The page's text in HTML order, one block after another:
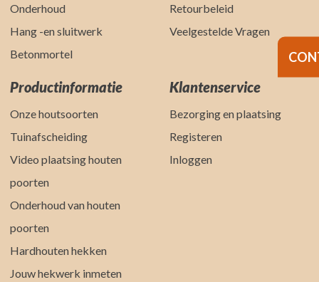
Onderhoud
Hang -en sluitwerk
Betonmortel
Retourbeleid
Veelgestelde Vragen
Productinformatie
Onze houtsoorten
Tuinafscheiding
Video plaatsing houten
poorten
Onderhoud van houten
poorten
Hardhouten hekken
Jouw hekwerk inmeten
Klantenservice
Bezorging en plaatsing
Registeren
Inloggen